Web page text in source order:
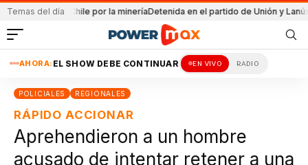
Temas del día
viaja a Chile por la mineríaDetenida en el partido de Unión y LanúsSanta
AHORA: EL SHOW DEBE CONTINUAR EN VIVO RADIO
POLICIALES REGIONALES
RÁPIDO ACCIONAR
Aprehendieron a un hombre
acusado de intentar retener a una